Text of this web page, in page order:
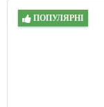
ПОПУЛЯРНІ